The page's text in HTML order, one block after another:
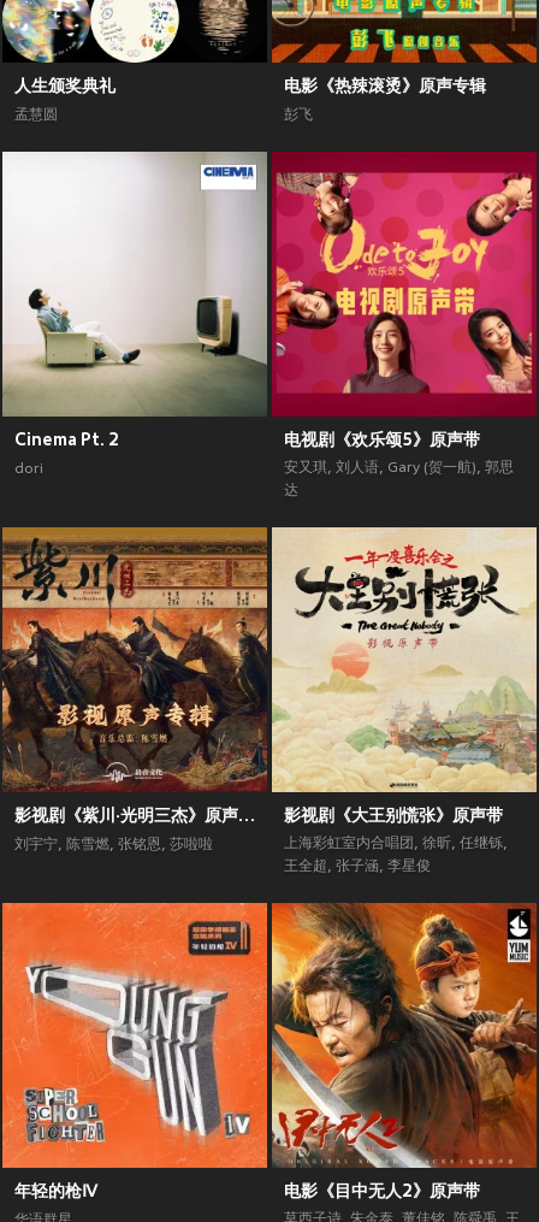
人生颁奖典礼
孟慧圆
电影《热辣滚烫》原声专辑
彭飞
Cinema Pt. 2
dori
电视剧《欢乐颂5》原声带
安又琪, 刘人语, Gary (贺一航), 郭思
达
影视剧《紫川·光明三杰》原声专辑
刘宇宁, 陈雪燃, 张铭恩, 莎啦啦
影视剧《大王别慌张》原声带
上海彩虹室内合唱团 , 徐昕, 任继铄,
王全超, 张子涵, 李星俊
年轻的枪Ⅳ 电影《目中无人2》原声带